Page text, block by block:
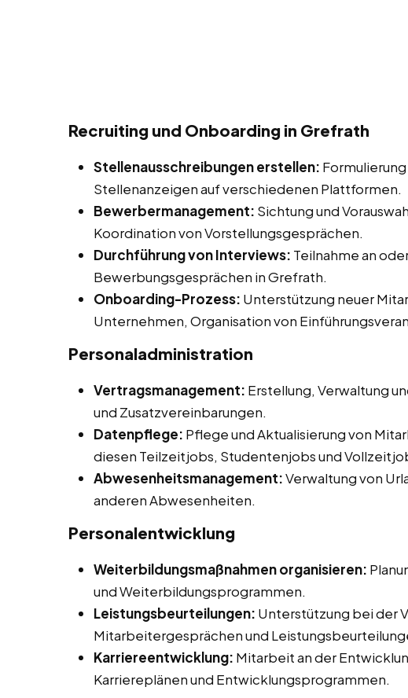
Recruiting und Onboarding in Grefrath
Stellenausschreibungen erstellen:
Stellenanzeigen auf verschiedenen Plattformen.
Bewerbermanagement: Sichtung und
Koordination von Vorstellungsgesprächen.
Durchführung von Interviews: Teilnahme an
Bewerbungsgesprächen in Grefrath.
Onboarding-Prozess: Unterstützung neuer
Unternehmen, Organisation von
Personaladministration
Vertragsmanagement: Erstellung, Verwaltung
und Zusatzvereinbarungen.
Datenpflege: Pflege und Aktualisierung von
diesen Teilzeitjobs, Studentenjobs und
Abwesenheitsmanagement:Verwaltung von
anderen Abwesenheiten.
Personalentwicklung
Weiterbildungsmaßnahmen organisieren:
und Weiterbildungsprogrammen.
Leistungsbeurteilungen: Unterstützung bei der
Mitarbeitergesprächen und
Karriereentwicklung: Mitarbeit an der
Karriereplänen und Entwicklungsprogrammen.